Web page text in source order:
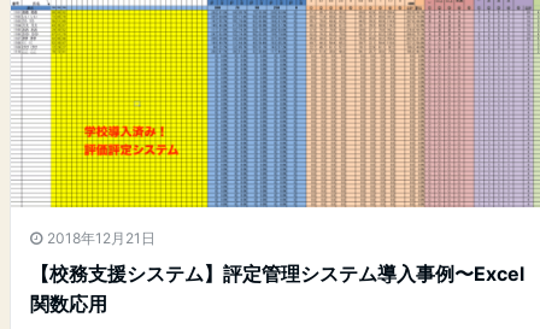
2018年12月21日
【校務支援システム】評定管理システム導入事例〜Excel
関数応用